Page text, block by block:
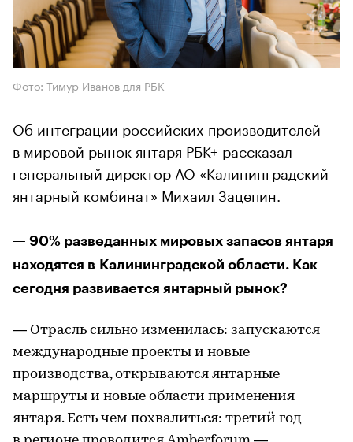
Фото: Тимур Иванов для РБК
Об интеграции российских производителей
в мировой рынок янтаря РБК+ рассказал
генеральный директор АО «Калининградский
янтарный комбинат» Михаил Зацепин.
— 90% разведанных мировых запасов янтаря
находятся в Калининградской области. Как
сегодня развивается янтарный рынок?
— Отрасль сильно изменилась: запускаются
международные проекты и новые
производства, открываются янтарные
маршруты и новые области применения
янтаря. Есть чем похвалиться: третий год